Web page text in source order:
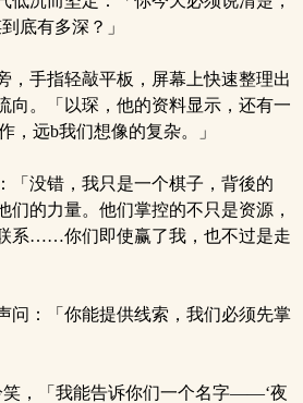
底有多深？」
手指轻敲平板，屏幕上快速整理出
向。「以琛，他的资料显示，还有一
，远b我们想像的复杂。」
没错，我只是一个棋子，背後的
们的力量。他们掌控的不只是资源，
系……你们即使赢了我，也不过是走
：「你能提供线索，我们必须先掌
，「我能告诉你们一个名字——‘夜